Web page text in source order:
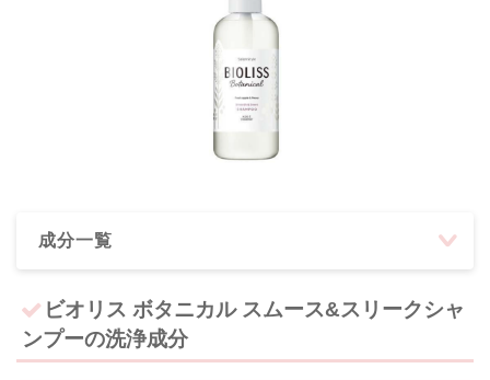
成分一覧
ビオリス ボタニカル スムース&スリークシャ
ンプーの洗浄成分